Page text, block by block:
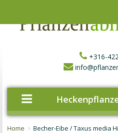
+316-
Home Becher-Eibe / Taxus media